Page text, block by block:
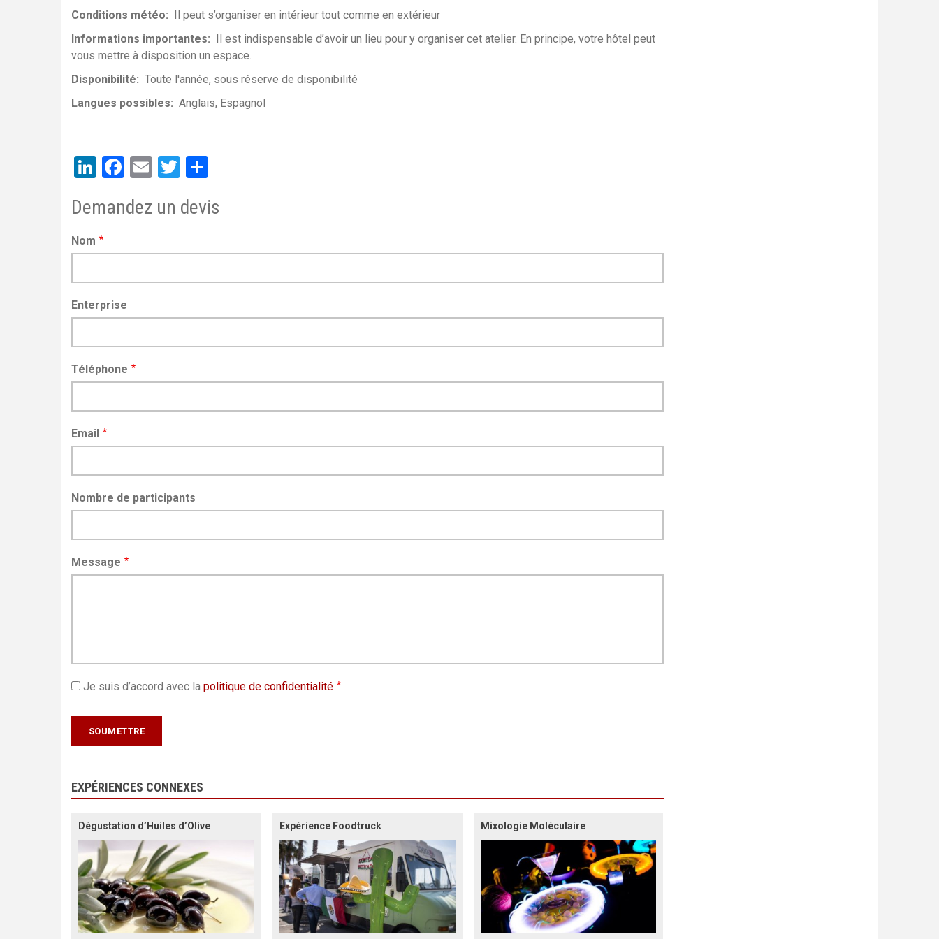
Conditions météo
Il peut s’organiser en intérieur tout comme en extérieur
Informations importantes
Il est indispensable d’avoir un lieu pour y organiser cet atelier. En principe, votre hôtel peut
vous mettre à disposition un espace.
Disponibilité
Toute l'année, sous réserve de disponibilité
Langues possibles
Anglais Espagnol
LinkedIn
Facebook
EmailTwitter
Demandez un devis
Nom
Enterprise
Téléphone
Email
Nombre de participants
Message
Je suis d’accord avec la politique de confidentialité
EXPÉRIENCES CONNEXES
Dégustation d’Huiles d’Olive Expérience Foodtruck Mixologie Moléculaire